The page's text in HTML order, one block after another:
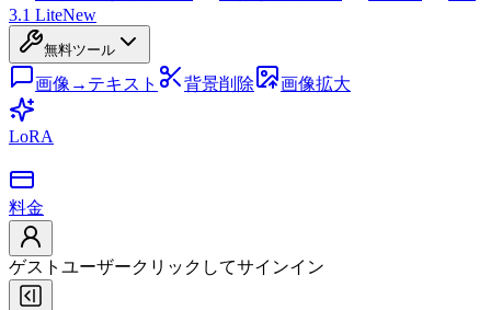
3.1 LiteNew
無料ツール
画像→テキスト 背景削除 画像拡大
LoRA
料金
ゲストユーザークリックしてサインイン